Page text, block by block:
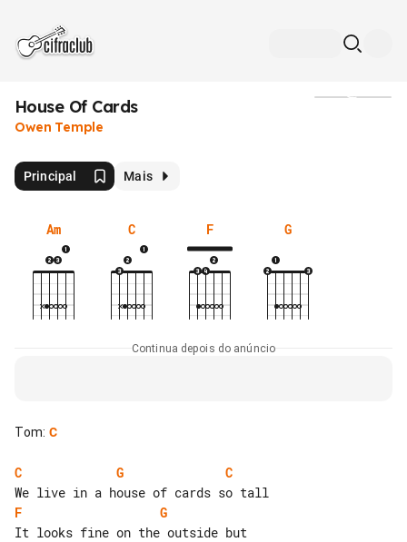
House Of Cards
Owen Temple
Principal Mais
Am C F G
Continua depois do anúncio
Tom: C
C G
C
F
G